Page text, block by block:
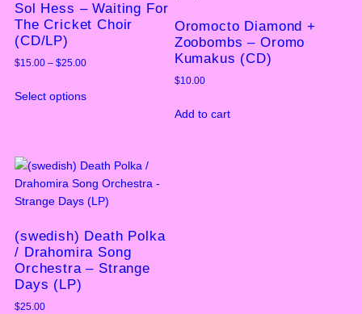
Sol Hess – Waiting For
The Cricket Choir
(CD/LP)
$15.00 – $25.00Price
$15.00
Select optionsproduct
The
options
may
chosen
Oromocto Diamond +
Zoobombs – Oromo
Kumakus (CD)
$10.00
Add to cart
(swedish) Death Polka
/ Drahomira Song
Orchestra – Strange
Days (LP)
$25.00